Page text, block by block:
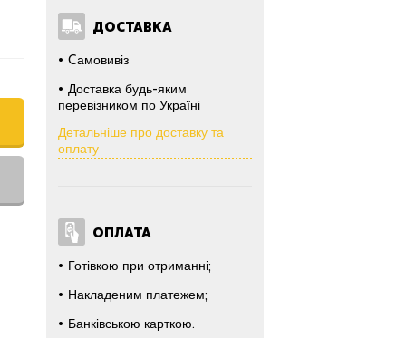
ДОСТАВКА
Cамовивіз
Доставка будь-яким
перевізником по Україні
Детальніше про доставку та
оплату
ОПЛАТА
Готівкою при отриманні;
Накладеним платежем;
Банківською карткою.